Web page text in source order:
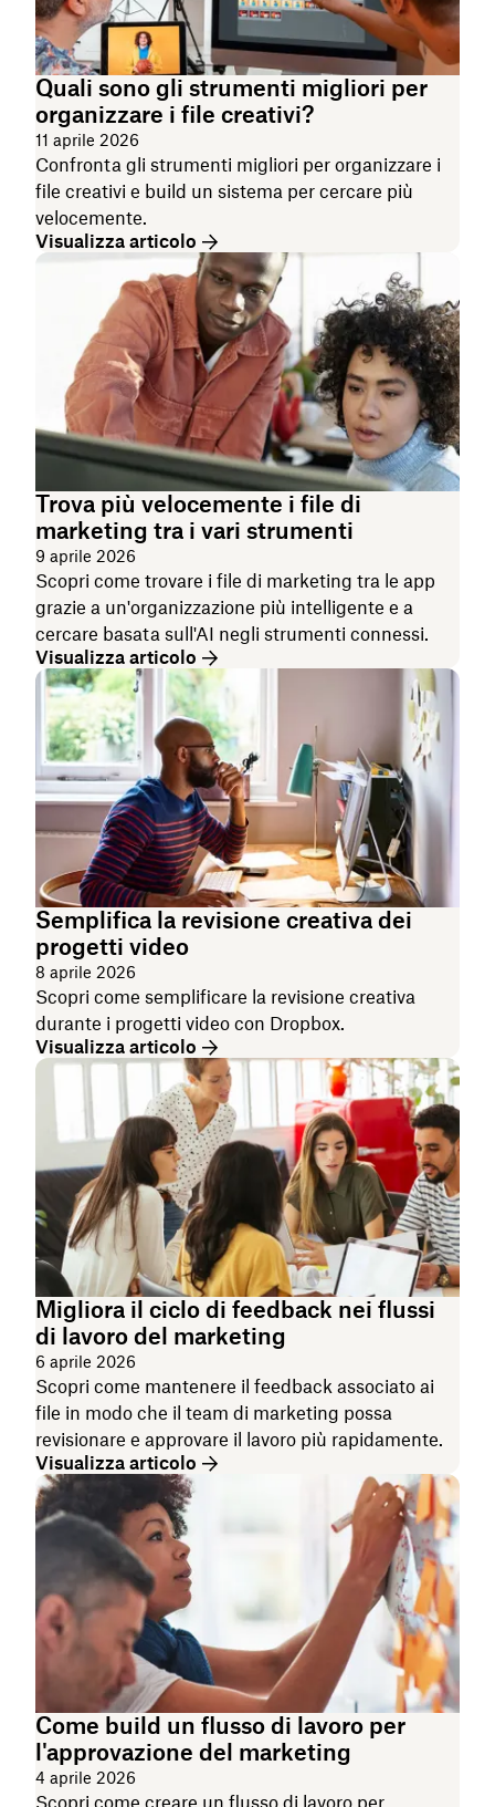
Quali sono gli strumenti migliori per
organizzare i file creativi?
11 aprile 2026
Confronta gli strumenti migliori per organizzare i
file creativi e build un sistema per cercare più
velocemente.
Visualizza articolo
Trova più velocemente i file di
marketing tra i vari strumenti
9 aprile 2026
Scopri come trovare i file di marketing tra le app
grazie a un'organizzazione più intelligente e a
cercare basata sull'AI negli strumenti connessi.
Visualizza articolo
Semplifica la revisione creativa dei
progetti video
8 aprile 2026
Scopri come semplificare la revisione creativa
durante i progetti video con Dropbox.
Visualizza articolo
Migliora il ciclo di feedback nei flussi
di lavoro del marketing
6 aprile 2026
Scopri come mantenere il feedback associato ai
file in modo che il team di marketing possa
revisionare e approvare il lavoro più rapidamente.
Visualizza articolo
Come build un flusso di lavoro per
l'approvazione del marketing
4 aprile 2026
Scopri come creare un flusso di lavoro per